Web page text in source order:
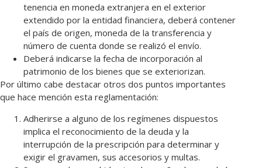
tenencia en moneda extranjera en el exterior
extendido por la entidad financiera, deberá contener
el país de origen, moneda de la transferencia y
número de cuenta donde se realizó el envío.
Deberá indicarse la fecha de incorporación al
patrimonio de los bienes que se exteriorizan.
Por último cabe destacar otros dos puntos importantes
que hace mención esta reglamentación:
Adherirse a alguno de los regímenes dispuestos
implica el reconocimiento de la deuda y la
interrupción de la prescripción para determinar y
exigir el gravamen, sus accesorios y multas.